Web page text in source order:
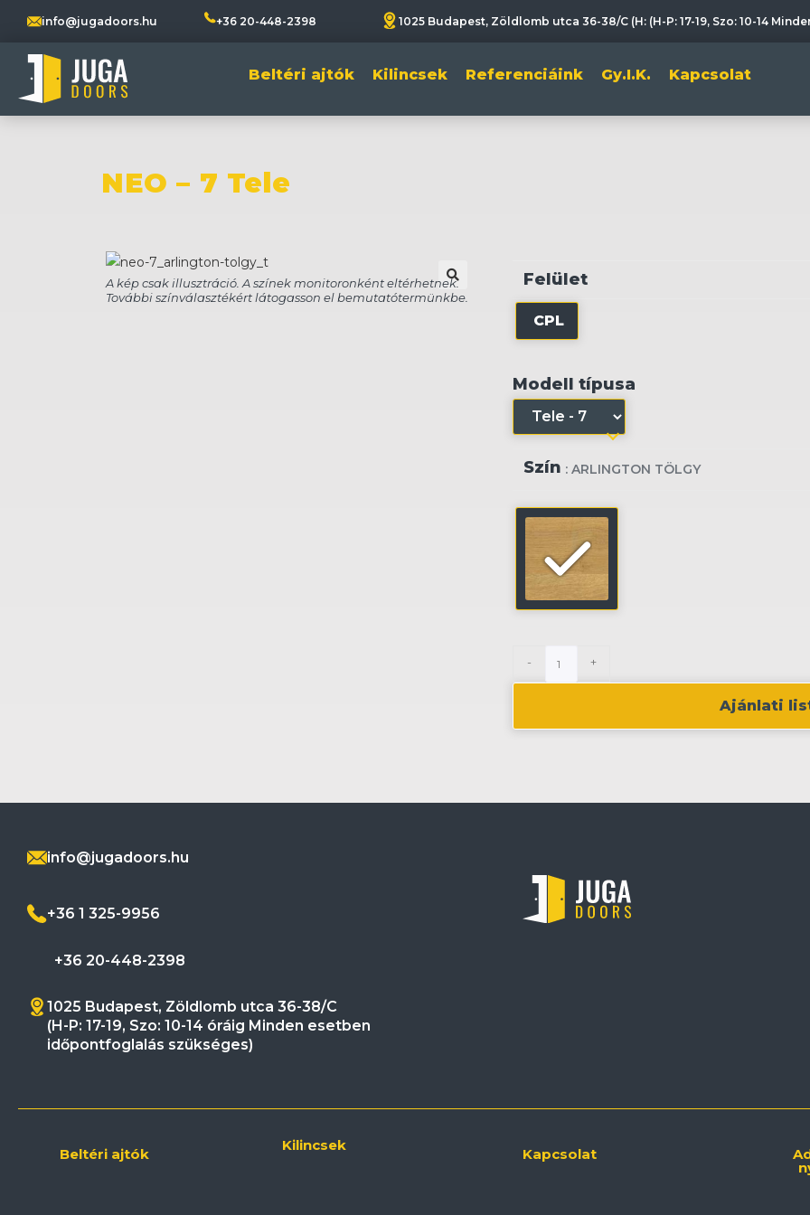
info@jugadoors.hu +36 20-448-2398 1025 Budapest, Zöldlomb utca 36-38/C (H: (H-P: 17-19, Szo: 10-14
Beltéri ajtók Kilincsek Referenciáink Gy.I.K. Kapcsolat
NEO – 7 Tele
🔍
Felület
CPL
Modell típusa
Szín : ARLINGTON TÖLGY
- +
Ajánlati
info@jugadoors.hu
+36 1 325-9956
+36 20-448-2398
1025 Budapest, Zöldlomb utca 36-38/C
(H-P: 17-19, Szo: 10-14 óráig Minden esetben
időpontfoglalás szükséges)
Beltéri ajtók
Kilincsek
Kapcsolat